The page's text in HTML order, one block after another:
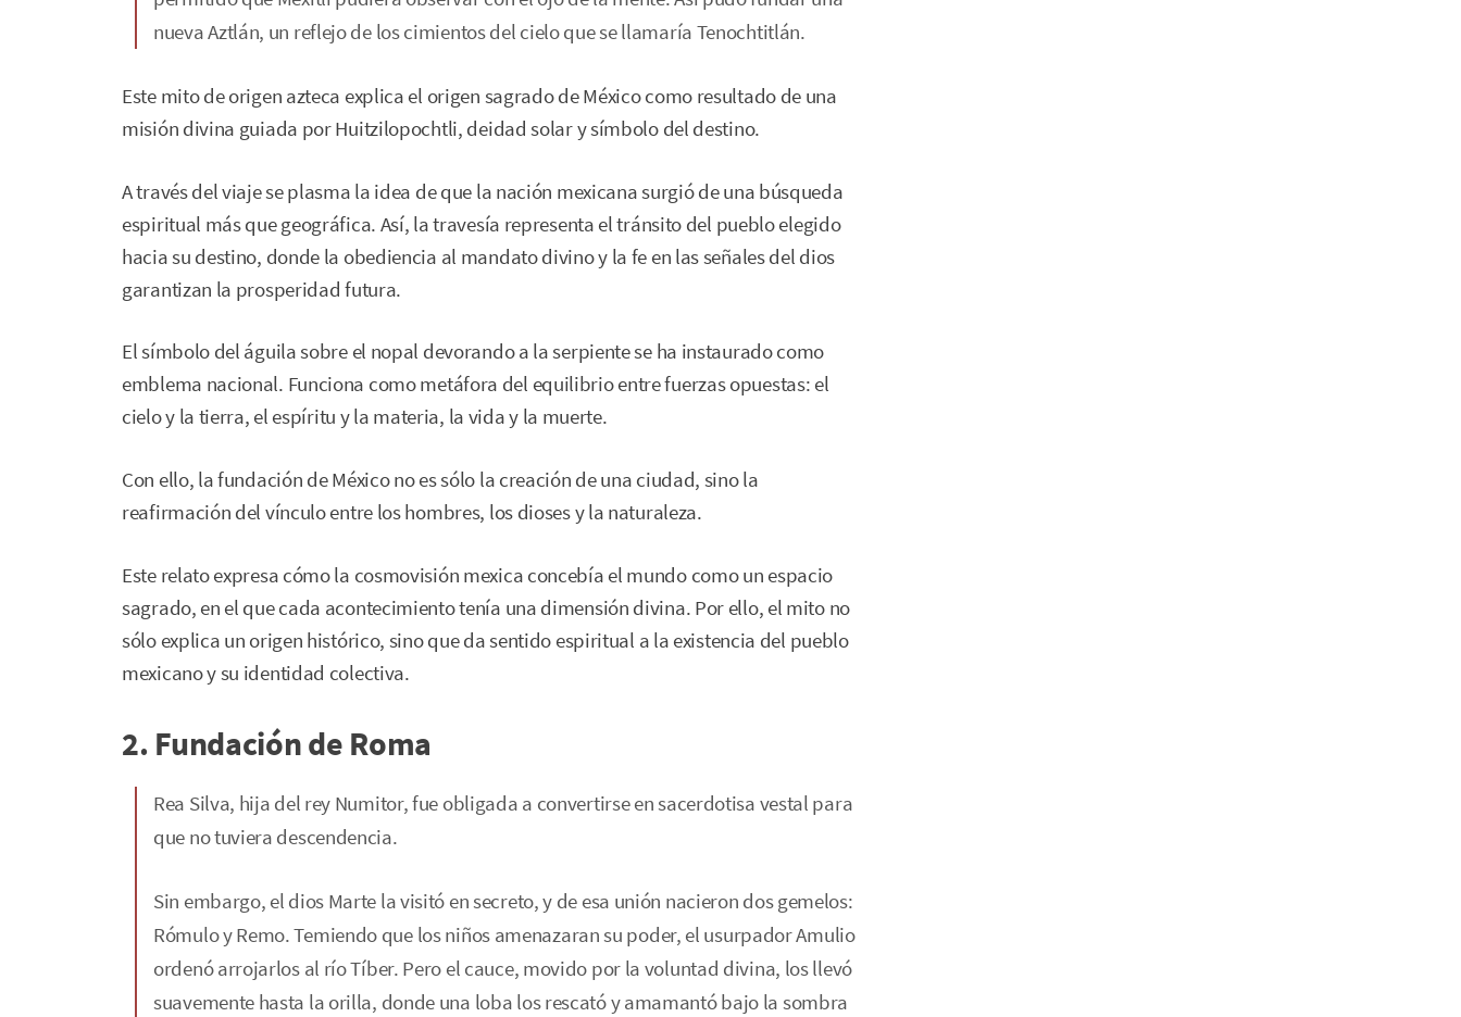
nueva Aztlán, un reflejo de los cimientos del cielo que se llamaría Tenochtitlán.
Este mito de origen azteca explica el origen sagrado de México como resultado de una
misión divina guiada por Huitzilopochtli, deidad solar y símbolo del destino.
A través del viaje se plasma la idea de que la nación mexicana surgió de una búsqueda
espiritual más que geográfica. Así, la travesía representa el tránsito del pueblo elegido
hacia su destino, donde la obediencia al mandato divino y la fe en las señales del dios
garantizan la prosperidad futura.
El símbolo del águila sobre el nopal devorando a la serpiente se ha instaurado como
emblema nacional. Funciona como metáfora del equilibrio entre fuerzas opuestas: el
cielo y la tierra, el espíritu y la materia, la vida y la muerte.
Con ello, la fundación de México no es sólo la creación de una ciudad, sino la
reafirmación del vínculo entre los hombres, los dioses y la naturaleza.
Este relato expresa cómo la cosmovisión mexica concebía el mundo como un espacio
sagrado, en el que cada acontecimiento tenía una dimensión divina. Por ello, el mito no
sólo explica un origen histórico, sino que da sentido espiritual a la existencia del pueblo
mexicano y su identidad colectiva.
2. Fundación de Roma
Rea Silva, hija del rey Numitor, fue obligada a convertirse en sacerdotisa vestal para
que no tuviera descendencia.
Sin embargo, el dios Marte la visitó en secreto, y de esa unión nacieron dos gemelos:
Rómulo y Remo. Temiendo que los niños amenazaran su poder, el usurpador Amulio
ordenó arrojarlos al río Tíber. Pero el cauce, movido por la voluntad divina, los llevó
suavemente hasta la orilla, donde una loba los rescató y amamantó bajo la sombra